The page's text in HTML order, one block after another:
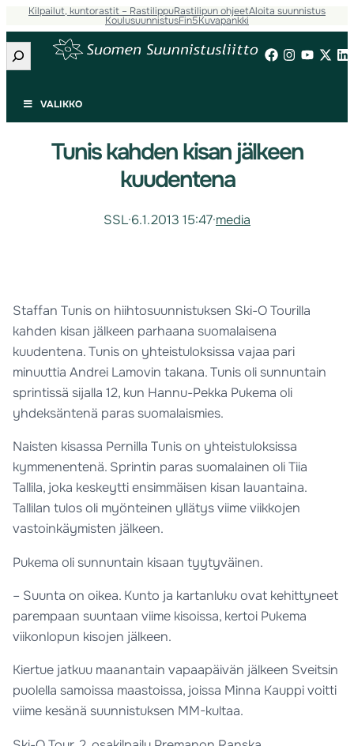
Kilpailut, kuntorastit – RastilippuRastilipun ohjeetAloita suunnistus
KoulusuunnistusFin5Kuvapankki
Etsi
VALIKKO
Tunis kahden kisan jälkeen
kuudentena
SSL·6.1.2013 15:47·media
Staffan Tunis on hiihtosuunnistuksen Ski-O Tourilla
kahden kisan jälkeen parhaana suomalaisena
kuudentena. Tunis on yhteistuloksissa vajaa pari
minuuttia Andrei Lamovin takana. Tunis oli sunnuntain
sprintissä sijalla 12, kun Hannu-Pekka Pukema oli
yhdeksäntenä paras suomalaismies.
Naisten kisassa Pernilla Tunis on yhteistuloksissa
kymmenentenä. Sprintin paras suomalainen oli Tiia
Tallila, joka keskeytti ensimmäisen kisan lauantaina.
Tallilan tulos oli myönteinen yllätys viime viikkojen
vastoinkäymisten jälkeen.
Pukema oli sunnuntain kisaan tyytyväinen.
– Suunta on oikea. Kunto ja kartanluku ovat kehittyneet
parempaan suuntaan viime kisoissa, kertoi Pukema
viikonlopun kisojen jälkeen.
Kiertue jatkuu maanantain vapaapäivän jälkeen Sveitsin
puolella samoissa maastoissa, joissa Minna Kauppi voitti
viime kesänä suunnistuksen MM-kultaa.